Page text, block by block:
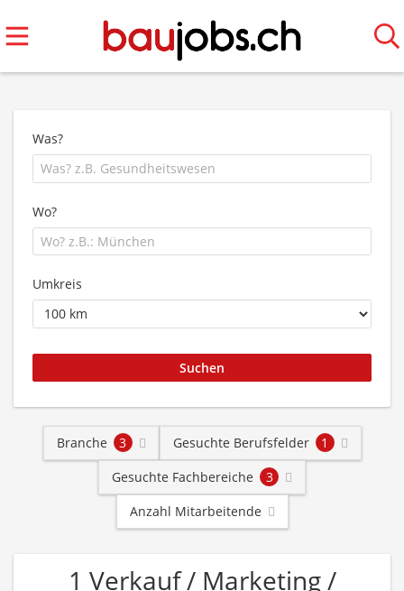
Was?
Wo?
Umkreis
Branche 3 Gesuchte Berufsfelder
1
Gesuchte Fachbereiche
3
Anzahl Mitarbeitende
1 Verkauf / Marketing /